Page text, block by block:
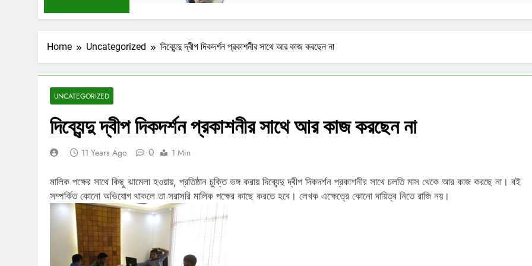
Home Uncategorized দিব্যেন্দু দ্বীপ দিকদর্শন প্রকাশনীর সাথে আর কাজ করছেন না
UNCATEGORIZED
দিব্যেন্দু দ্বীপ দিকদর্শন প্রকাশনীর সাথে আর কাজ করছেন না
11 Years Ago 0 1 Min
মালিক পক্ষের সাথে কিছু ঝামেলা হওয়ায়, প্রতিষ্ঠান চুক্তি ভঙ্গ করায় দিব্যেন্দু দ্বীপ দিকদর্শন প্রকাশনীর সাথে চলতি মাস থেকে আর কাজ করছে না। বই
সম্পর্কিত কোনো অভিযোগ থাকলে তা সরাসরি মালিক পক্ষের কাছে করতে হবে। লেখক এক্ষেত্রে কোনো দায়িত্ব নিতে রাজি নয়।